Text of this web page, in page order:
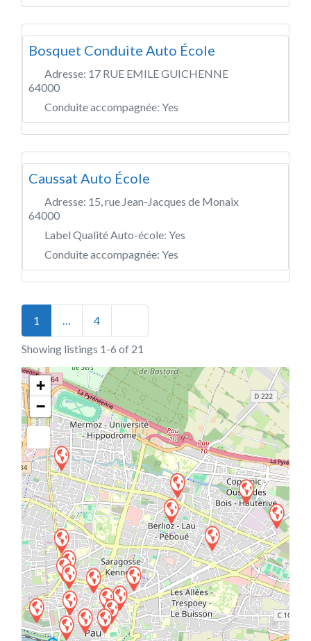
Bosquet Conduite Auto École
Adresse: 17 RUE EMILE GUICHENNE
64000
Conduite accompagnée: Yes
Caussat Auto École
Adresse: 15, rue Jean-Jacques de Monaix
64000
Label Qualité Auto-école: Yes
Conduite accompagnée: Yes
Posts navigation
1 4
Showing listings 1-6 of 21
+
−